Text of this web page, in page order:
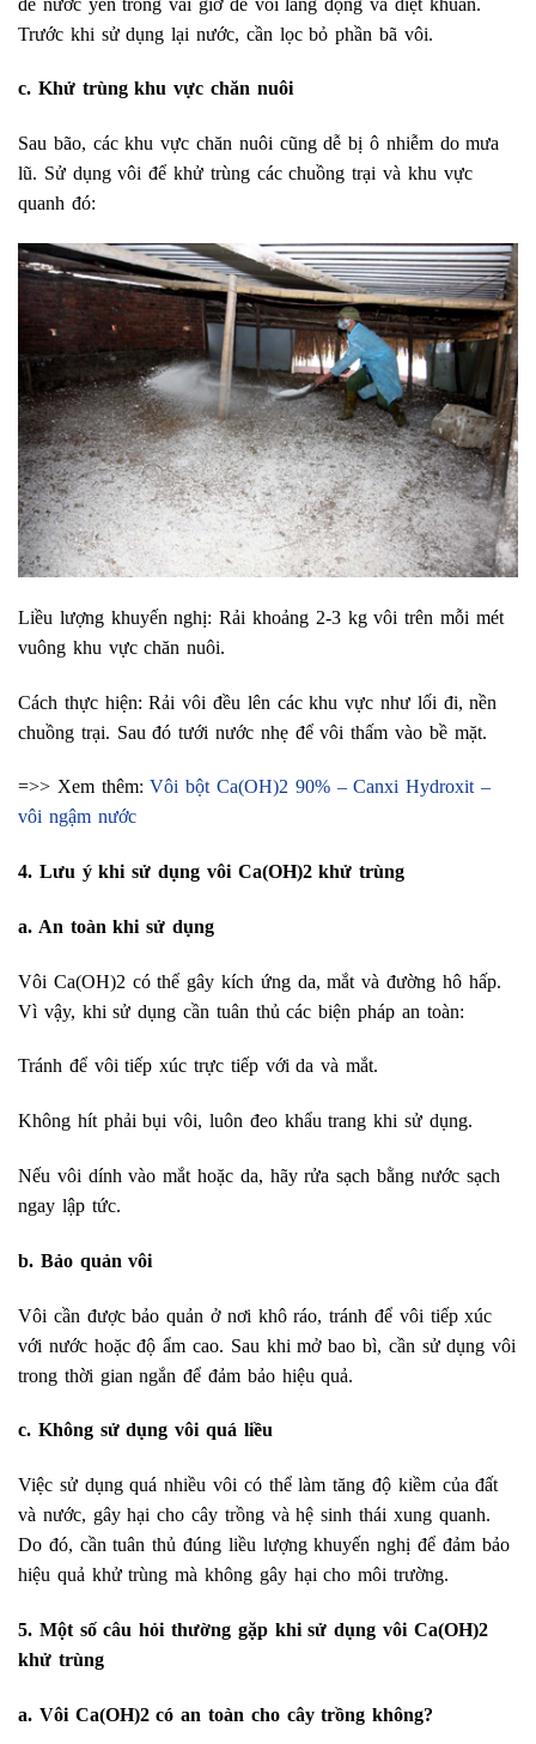
Trước khi sử dụng lại nước, cần lọc bỏ phần bã vôi.
c. Khử trùng khu vực chăn nuôi
Sau bão, các khu vực chăn nuôi cũng dễ bị ô nhiễm do mưa
lũ. Sử dụng vôi để khử trùng các chuồng trại và khu vực
quanh đó:
Liều lượng khuyến nghị: Rải khoảng 2-3 kg vôi trên mỗi mét
vuông khu vực chăn nuôi.
Cách thực hiện: Rải vôi đều lên các khu vực như lối đi, nền
chuồng trại. Sau đó tưới nước nhẹ để vôi thấm vào bề mặt.
=>> Xem thêm:Vôi bột Ca(OH)2 90% – Canxi Hydroxit –
vôi ngậm nước
4. Lưu ý khi sử dụng vôi Ca(OH)2 khử trùng
a. An toàn khi sử dụng
Vôi Ca(OH)2 có thể gây kích ứng da, mắt và đường hô hấp.
Vì vậy, khi sử dụng cần tuân thủ các biện pháp an toàn:
Tránh để vôi tiếp xúc trực tiếp với da và mắt.
Không hít phải bụi vôi, luôn đeo khẩu trang khi sử dụng.
Nếu vôi dính vào mắt hoặc da, hãy rửa sạch bằng nước sạch
ngay lập tức.
b. Bảo quản vôi
Vôi cần được bảo quản ở nơi khô ráo, tránh để vôi tiếp xúc
với nước hoặc độ ẩm cao. Sau khi mở bao bì, cần sử dụng vôi
trong thời gian ngắn để đảm bảo hiệu quả.
c. Không sử dụng vôi quá liều
Việc sử dụng quá nhiều vôi có thể làm tăng độ kiềm của đất
và nước, gây hại cho cây trồng và hệ sinh thái xung quanh.
Do đó, cần tuân thủ đúng liều lượng khuyến nghị để đảm bảo
hiệu quả khử trùng mà không gây hại cho môi trường.
5. Một số câu hỏi thường gặp khi sử dụng vôi Ca(OH)2
khử trùng
a. Vôi Ca(OH)2 có an toàn cho cây trồng không?